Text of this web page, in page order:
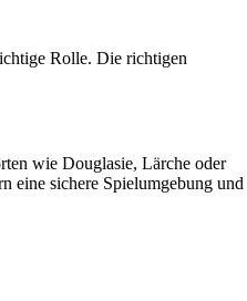
Rolle. Die richtigen
wie Douglasie, Lärche oder
eine sichere Spielumgebung und